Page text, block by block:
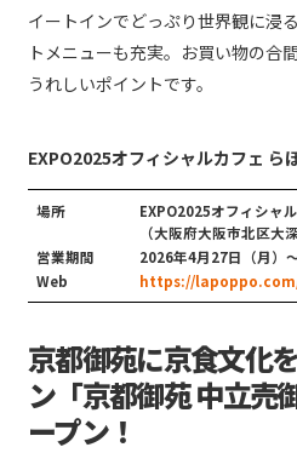
イートインでどっぷり世界観に浸
トメニューも充実。お買い物の合
うれしいポイントです。
EXPO2025オフィシャルカフェ ら
場所
EXPO2025オフィシャ
（大阪府大阪市北区大
営業期間
2026年4月27日（月）
Web
https://
京都御苑に京食文化
ン「京都御苑 中立売
ープン！